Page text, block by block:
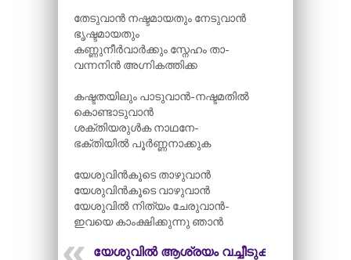
തേടുവാൻ നഷ്ടമായതും നേടുവാൻ
ഭൃഷ്ടമായതും
കണ്ണുനീർവാർക്കും സ്നേഹം താ-
വന്നനിൻ അഗ്നികത്തിക്ക
കഷ്ടതയിലും പാടുവാൻ-നഷ്ടമതിൽ
കൊണ്ടാടുവാൻ
ശക്തിയരുൾക നാഥനേ-
ഭക്തിയിൽ പൂർണ്ണനാക്കുക
യേശുവിൻകൂടെ താഴുവാൻ
യേശുവിൻകൂടെ വാഴുവാൻ
യേശുവിൽ നിത്യം ചേരുവാൻ-
ഇവയെ കാംക്ഷിക്കുന്നു ഞാൻ
യേശുവിൽ ആശ്രയം വച്ചീടുക